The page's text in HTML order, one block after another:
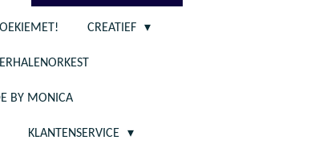
CREATIEF
BY MONICA
KLANTENSERVICE